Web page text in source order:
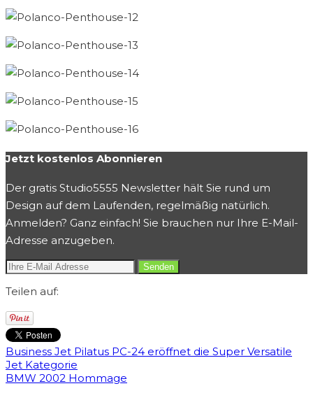
Jetzt kostenlos Abonnieren
Der gratis Studio5555 Newsletter hält Sie rund um
Design auf dem Laufenden, regelmäßig natürlich.
Anmelden? Ganz einfach! Sie brauchen nur Ihre E-Mail-
Adresse anzugeben.
Teilen auf:
Business Jet Pilatus PC-24 eröffnet die Super Versatile
Jet Kategorie
BMW 2002 Hommage